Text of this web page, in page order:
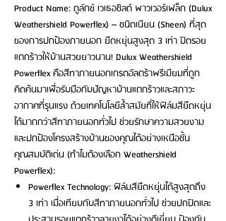
Product Name: ดูลักซ์ เวเธอชิลด์ พาวเวอร์เฟล็ก (Dulux
Weathershield Powerflex) – ชนิดเนียน (Sheen) ที่สุด
ของการปกป้องภายนอก ยืดหยุ่นสูงสุด 3 เท่า ปิดรอย
แตกร้าวให้บ้านสวยยาวนาน! Dulux Weathershield
Powerflex คือสีทาภายนอกเกรดอัลตร้าพรีเมียมที่ถูก
คิดค้นมาเพื่อรับมือกับปัญหาบ้านแตกร้าวและสภาวะ
อากาศที่รุนแรง ด้วยเทคโนโลยีล้ำสมัยที่ให้ฟิล์มสียืดหยุ่น
ได้มากกว่าสีทาภายนอกทั่วไป ช่วยรักษาความสวยงาม
และปกป้องโครงสร้างบ้านของคุณได้อย่างเหนือชั้น
คุณสมบัติเด่น (ทำไมต้องเลือก Weathershield
Powerflex):
Powerflex Technology: ฟิล์มสียืดหยุ่นได้สูงสุดถึง
3 เท่า เมื่อเทียบกับสีทาภายนอกทั่วไป ช่วยปกปิดและ